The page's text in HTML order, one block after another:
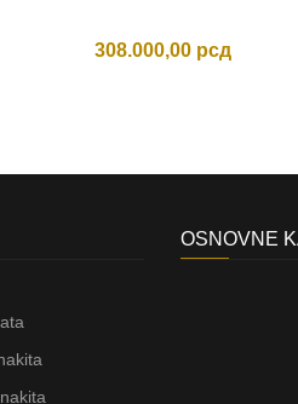
308.000,00 рсд
OSNOVNE